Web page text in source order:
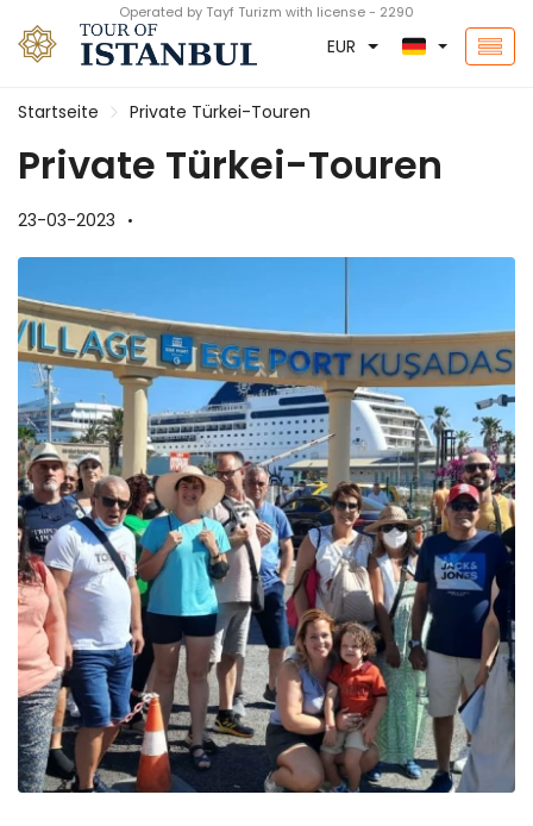
Operated by Tayf Turizm with license - 2290
EUR
Startseite Private Türkei-Touren
Private Türkei-Touren
23-03-2023